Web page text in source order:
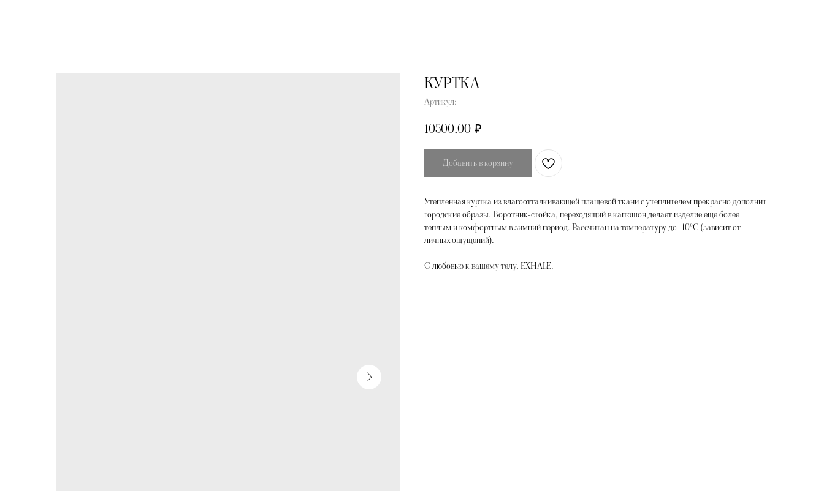
КУРТКА
Артикул:
10500,00 ₽
Добавить в корзину
Утепленная куртка из влагоотталкивающей плащевой ткани с утеплителем прекрасно дополнит
городские образы. Воротник-стойка, переходящий в капюшон делает изделие еще более
теплым и комфортным в зимний период. Рассчитан на температуру до -10°C (зависит от
личных ощущений).
С любовью к вашему телу, EXHALE.